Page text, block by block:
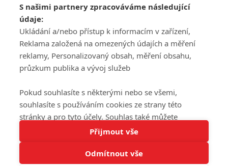
Tato stránka používá soubory cookies.
Rozumím
Šéfredaktorkou webu jePetr Slavík, e-mailserialy@fandimefilmu.cz
Máte-li zájem o inzerci na našem webu napište nám na e-mail
studio@koncal.com
Ochrana osobních údajů|Zásady používání cookies |Pravidla webu
Upravit nastavení soukromí
© 2016 – 2026 FandimeSerialum.cz / All rights reserved /
S našimi partnery zpracováváme následující
údaje:
Ukládání a/nebo přístup k informacím v zařízení,
Reklama založená na omezených údajích a měření
reklamy, Personalizovaný obsah, měření obsahu,
průzkum publika a vývoj služeb
Pokud souhlasíte s některými nebo se všemi,
souhlasíte s používáním cookies ze strany této
stránky a pro tyto účely. Souhlas také můžete
odmítnout, ale v takovém případě vám na stránce
nebudou k dispozici některé personalizované funkce.
Vaše volby souhlasu se budou vztahovat pouze na
Přijmout vše
Odmítnout vše